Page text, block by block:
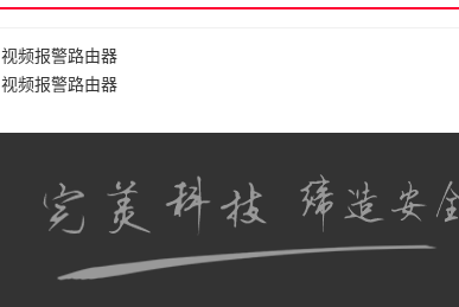
视频报警路由器
视频报警路由器